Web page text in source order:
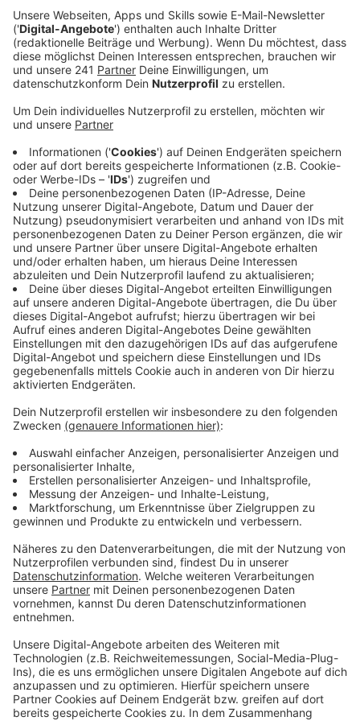
Verkehrsministerium abgesagt. Denn die Autobahn
GmbH hat sich offenbar schon auf eine
bevorzugte Variante festgelegt, und das
öffentlich bekannt gegeben.
Anzeige
Eigentlich sollte bei dem Termin am Montag ein
Lärmgutachten zum geplanten Ausbau der
Autobahnen 1 und 3 vorgestellt, und über die
möglichen Ausbau-Varianten gesprochen werden.
Jetzt sind die Ergebnisse schon in einer Bürgerzeitung
der Autobahn GmbH veröffentlicht, und der Ausbau
auf der Stelze als bevorzugte Variante ausgegeben
worden, die die Autobahnbauer jetzt weiterplanen
wollen. Die Veröffentlichung vor dem Termin mit der
Delegation aus Leverkusen ist eine Frechheit, so
Leverkusen weiterhin vereint gegen den oberirdischen
Ausbau der Autobahnen wehren. Weitere Infos dazu
findet ihrhier.
Anzeige
Weitere Meldungen aus Leverkusen
Anzeige
Grundschul-Plätze in Leverkusen werden eng
Leverkusen: Mehrere Einsätze für Feuerwehr
Starke Grippe-Saison in Leverkusen